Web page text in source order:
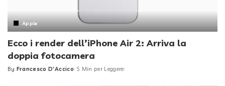
Apple
Ecco i render dell’iPhone Air 2: Arriva la
doppia fotocamera
Posted
By Francesco D'Accico 5 Min per Leggere